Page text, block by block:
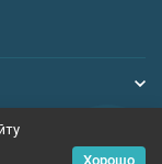
Хорошо